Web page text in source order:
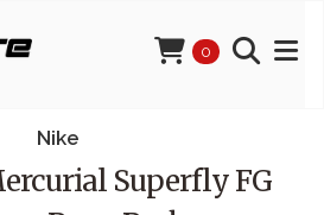
0
Nike
Superfly FG